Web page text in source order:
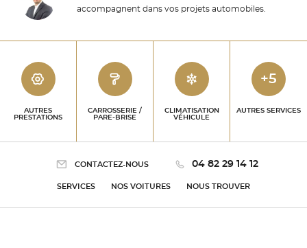
accompagnent dans vos projets automobiles.
AUTRES
PRESTATIONS
CARROSSERIE /
PARE-BRISE
CLIMATISATION
VÉHICULE
+5
AUTRES SERVICES
SERVICES NOS VOITURES NOUS TROUVER
CONTACTEZ-NOUS 04 82 29 14 12